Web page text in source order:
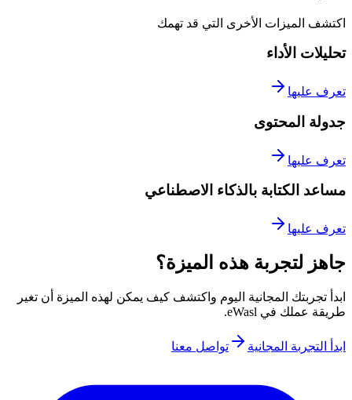
اكتشف الميزات الأخرى التي قد تهمك
تحليلات الأداء
تعرف عليها
جدولة المحتوى
تعرف عليها
مساعد الكتابة بالذكاء الاصطناعي
تعرف عليها
جاهز لتجربة هذه الميزة؟
ابدأ تجربتك المجانية اليوم واكتشف كيف يمكن لهذه الميزة أن تغير
طريقة عملك في eWasl
.
ابدأ التجربة المجانية تواصل معنا